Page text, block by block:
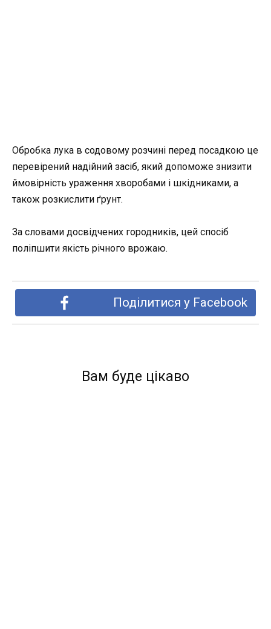
Обробка лука в содовому розчині перед посадкою це
перевірений надійний засіб, який допоможе знизити
ймовірність ураження хворобами і шкідниками, а
також розкислити ґрунт.
За словами досвідчених городників, цей спосіб
поліпшити якість річного врожаю.
Поділитися у Facebook
Вам буде цікаво